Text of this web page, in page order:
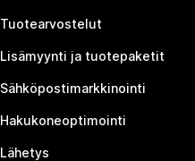
Tuotearvostelut
Lisämyynti ja tuotepaketit
Sähköpostimarkkinointi
Hakukoneoptimointi
Lähetys